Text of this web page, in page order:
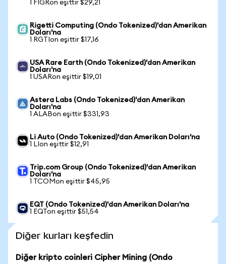
1 FIGRon eşittir $29,21
Rigetti Computing (Ondo Tokenized)'dan Amerikan
Doları'na
1 RGTIon eşittir $17,16
USA Rare Earth (Ondo Tokenized)'dan Amerikan
Doları'na
1 USARon eşittir $19,01
Astera Labs (Ondo Tokenized)'dan Amerikan
Doları'na
1 ALABon eşittir $331,93
Li Auto (Ondo Tokenized)'dan Amerikan Doları'na
1 LIon eşittir $12,91
Trip.com Group (Ondo Tokenized)'dan Amerikan
Doları'na
1 TCOMon eşittir $45,95
EQT (Ondo Tokenized)'dan Amerikan Doları'na
1 EQTon eşittir $51,54
Diğer kurları keşfedin
Diğer kripto coinleri Cipher Mining (Ondo